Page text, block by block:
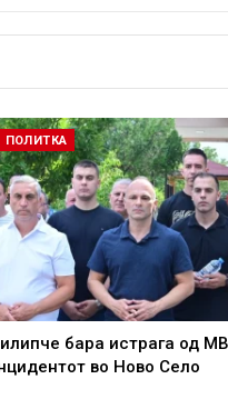
ПОЛИТКА
бара истрага од
во Ново Село